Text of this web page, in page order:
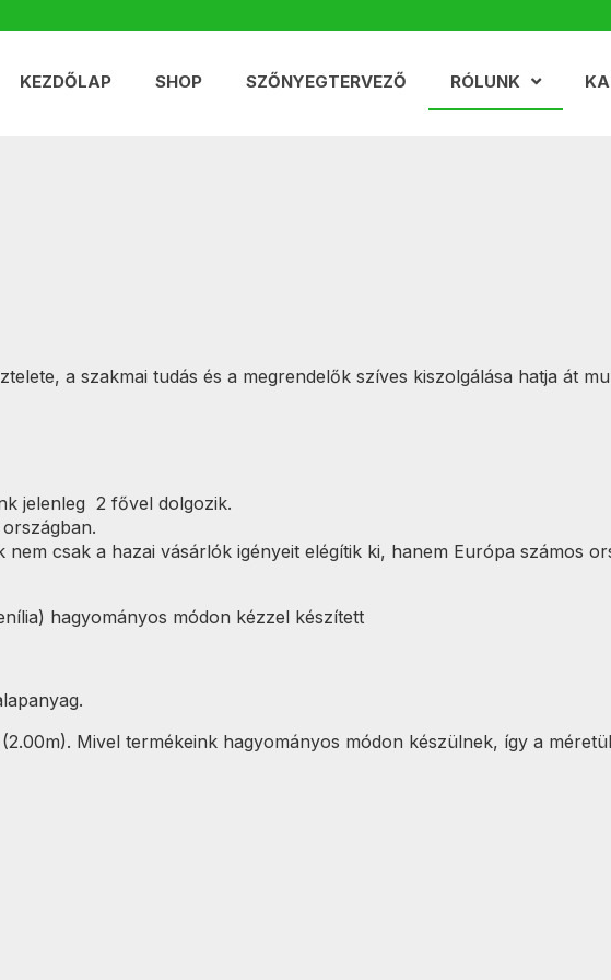
KEZDŐLAP SHOP SZŐNYEGTERVEZŐ RÓLUNK
a szakmai tudás és a megrendelők szíves kiszolgálása hatja át
jelenleg 2 fővel dolgozik.
csak a hazai vásárlók igényeit elégítik ki, hanem Európa számos
hagyományos módon kézzel készített
Mivel termékeink hagyományos módon készülnek, így a